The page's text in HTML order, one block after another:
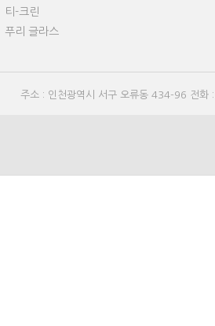
티-크린
푸리 글라스
주소 : 인천광역시 서구 오류동 434-96 전